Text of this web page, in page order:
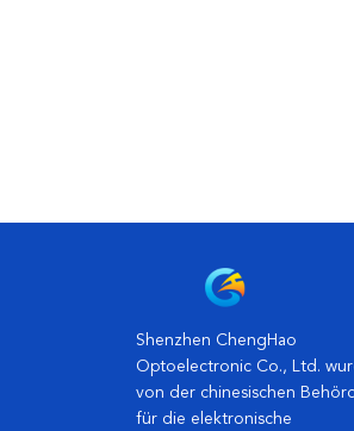
Shenzhen ChengHao
Optoelectronic Co., Ltd.
von der chinesischen
für die elektronische